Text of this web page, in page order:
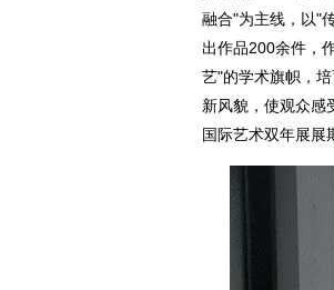
融合"为主线，以"
出作品200余件，
艺"的学术旗帜，
新风貌，使观众感
国际艺术双年展展